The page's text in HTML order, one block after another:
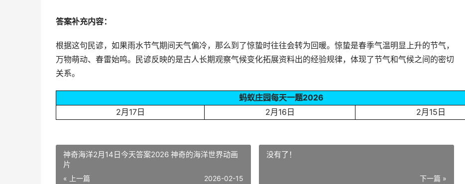
答案补充内容：
根据这句民谚，如果雨水节气期间天气偏冷，那么到了惊蛰时往往会转为回暖。惊蛰是春季气温明显上升的节气，
万物萌动、春雷始鸣。民谚反映的是古人长期观察气候变化拓展资料出的经验规律，体现了节气和气候之间的密切
关系。
蚂蚁庄园每天一题2026
2月17日
2月16日 2月15日
神奇海洋2月14日今天答案2026 神奇的海洋世界动画
片
« 上一篇 2026-02-15
没有了！
下一篇 »